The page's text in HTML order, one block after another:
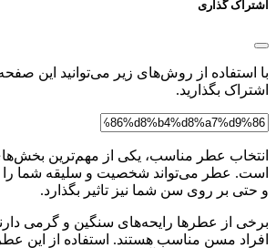
اشتراک گذاری
با استفاده از روش‌های زیر می‌توانید این
اشتراک بگذارید.
انتخاب عطر مناسب، یکی از مهم‌ترین
است. عطر می‌تواند شخصیت و سلیقه شما را
و حتی بر روی سن شما نیز تاثیر بگذارد.
برخی از عطرها رایحه‌های سنگین و گرمی
افراد مسن مناسب هستند. استفاده از این